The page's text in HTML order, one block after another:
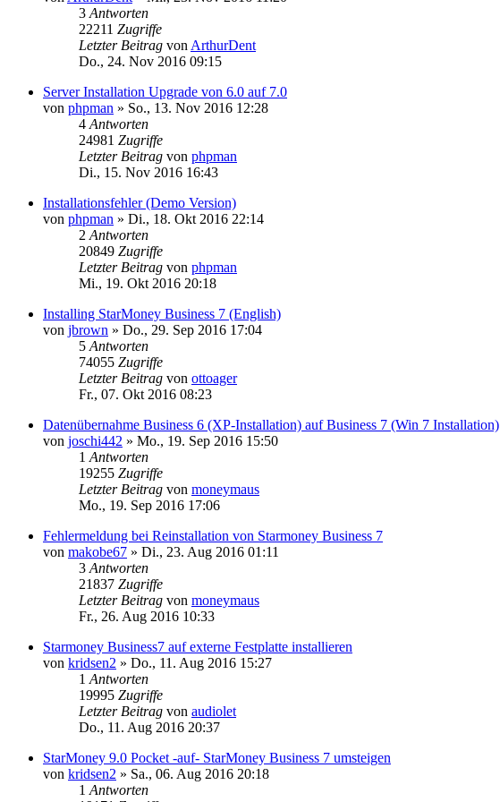
3 Antworten
22211 Zugriffe
Letzter Beitrag von ArthurDent
Do., 24. Nov 2016 09:15
Server Installation Upgrade von 6.0 auf 7.0
von phpman » So., 13. Nov 2016 12:28
4 Antworten
24981 Zugriffe
Letzter Beitrag von phpman
Di., 15. Nov 2016 16:43
Installationsfehler (Demo Version)
von phpman » Di., 18. Okt 2016 22:14
2 Antworten
20849 Zugriffe
Letzter Beitrag von phpman
Mi., 19. Okt 2016 20:18
Installing StarMoney Business 7 (English)
von jbrown » Do., 29. Sep 2016 17:04
5 Antworten
74055 Zugriffe
Letzter Beitrag von ottoager
Fr., 07. Okt 2016 08:23
Datenübernahme Business 6 (XP-Installation) auf Business 7 (Win 7 Installation)
von joschi442 » Mo., 19. Sep 2016 15:50
1 Antworten
19255 Zugriffe
Letzter Beitrag von moneymaus
Mo., 19. Sep 2016 17:06
Fehlermeldung bei Reinstallation von Starmoney Business 7
von makobe67 » Di., 23. Aug 2016 01:11
3 Antworten
21837 Zugriffe
Letzter Beitrag von moneymaus
Fr., 26. Aug 2016 10:33
Starmoney Business7 auf externe Festplatte installieren
von kridsen2 » Do., 11. Aug 2016 15:27
1 Antworten
19995 Zugriffe
Letzter Beitrag von audiolet
Do., 11. Aug 2016 20:37
StarMoney 9.0 Pocket -auf- StarMoney Business 7 umsteigen
von kridsen2 » Sa., 06. Aug 2016 20:18
1 Antworten